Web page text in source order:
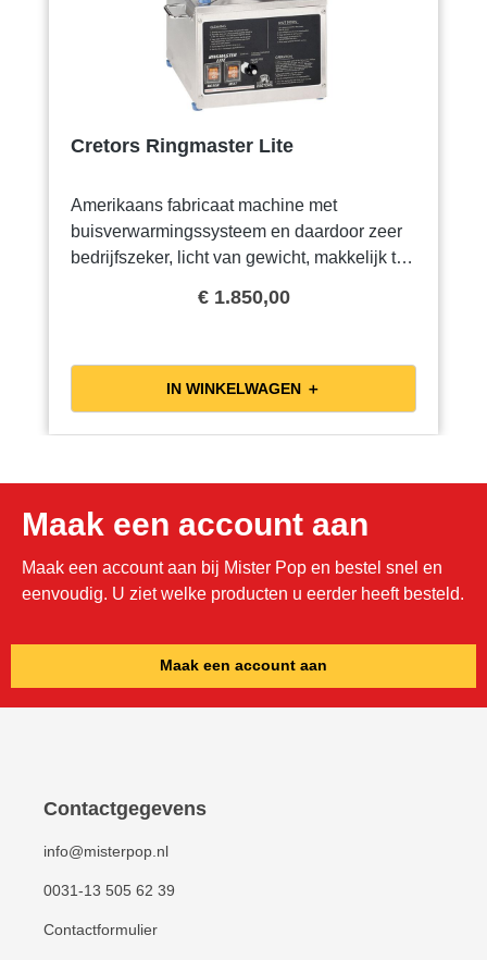
Cretors Ringmaster Lite
Amerikaans fabricaat machine met
buisverwarmingssysteem en daardoor zeer
bedrijfszeker, licht van gewicht, makkelijk te
Machine wordt geleverd inclusief whirlgrip
€ 1.850,00
IN WINKELWAGEN ＋
Maak een account aan
Maak een account aan bij Mister Pop en bestel snel en
eenvoudig. U ziet welke producten u eerder heeft besteld.
Maak een account aan
Contactgegevens
info@misterpop.nl
0031-13 505 62 39
Contactformulier